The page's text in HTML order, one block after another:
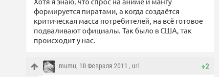
формируется пиратами, а когда создаётся
критическая масса потребителей, на всё готовое
подваливают официалы. Так было в США, так
происходит у нас.
+2
mumu, 10 Февраля 2011 , url